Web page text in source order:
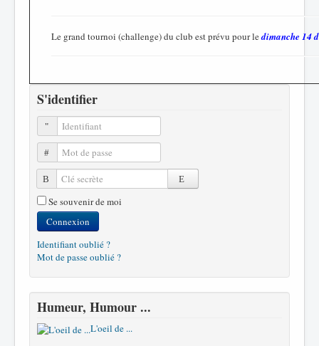
Le grand tournoi (challenge) du club est prévu pour ledimanche 14
S'identifier
Identifiant
Mot de passe
Clé secrète
Se souvenir de moi
Connexion
Identifiant oublié ?
Mot de passe oublié ?
Humeur, Humour ...
L'oeil de ...